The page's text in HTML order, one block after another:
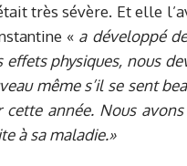
très sévère. Et elle
« a développé
physiques, nous
même s’il se sent
cette année. Nous
à sa maladie.»